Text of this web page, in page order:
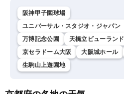
阪神甲子園球場
ユニバーサル・スタジオ・ジャパン
万博記念公園
天橋立ビューラン
京セラドーム大阪
大阪城ホール
生駒山上遊園地